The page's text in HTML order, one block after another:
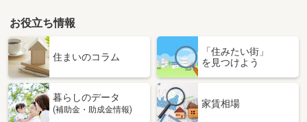
和歌山県和歌山市新在家
価 格
5.25万円
和歌山県和歌山市新在家
専有面積 32.94m²
間取り
お役立ち情報
住まいのコラム
「住みたい街」
を見つけよう
暮らしのデータ
(補助金・助成金情報)
家賃相場